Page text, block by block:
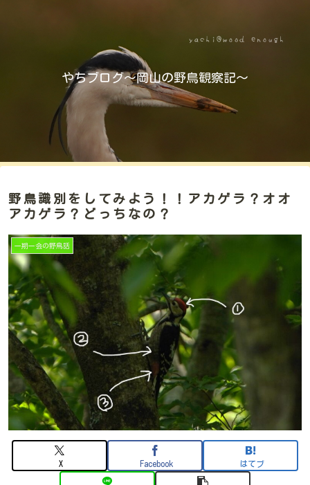
やちブログ～岡山の野鳥観察記～
野鳥識別をしてみよう！！アカゲラ？オオ
アカゲラ？どっちなの？
一期一会の野鳥話
X Facebook はてブ